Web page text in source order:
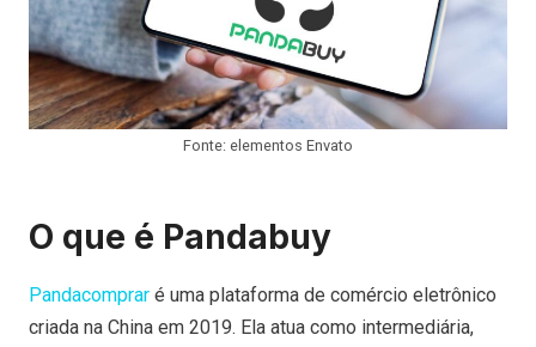
Fonte: elementos Envato
O que é Pandabuy
Pandacomprar é uma plataforma de comércio eletrônico
criada na China em 2019. Ela atua como intermediária,